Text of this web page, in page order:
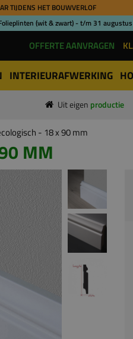
TIJDENS HET BOUWVERLOF
(wit & zwart) - t/m 31
OFFERTE AANVRAGEN
INTERIEURAFWERKING
Uit eigen productie
- 18 x 90 mm
MM